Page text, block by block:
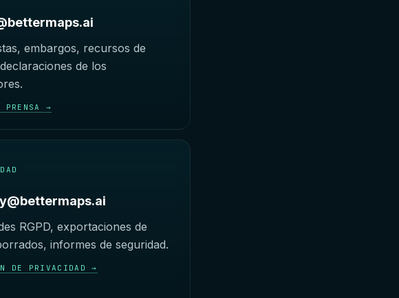
embargos, recursos de
de los
PRENSA →
RGPD, exportaciones de
informes de seguridad.
DE PRIVACIDAD →